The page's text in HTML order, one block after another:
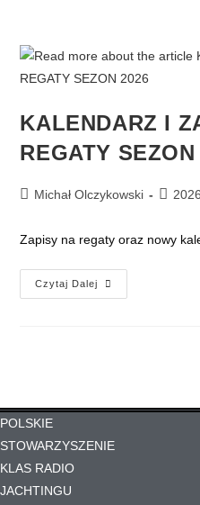
KALENDARZ I
REGATY SEZON
Michał Olczykowski
Zapisy na regaty oraz nowy
Czytaj Dalej
POLSKIE
STOWARZYSZENIE
KLAS RADIO
JACHTINGU